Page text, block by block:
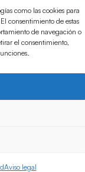
como las cookies para
consentimiento de estas
de navegación o
el consentimiento,
Aviso legal